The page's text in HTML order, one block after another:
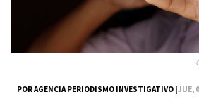
POR AGENCIA PERIODISMO INVESTIGATIVO |JUE,